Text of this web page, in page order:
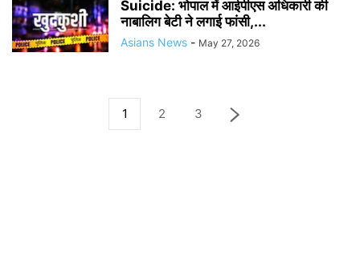
Suicide: भोपाल में आईपीएस अधिकारी की
नाबालिग बेटी ने लगाई फांसी,...
Asians News - May 27, 2026
1 2 3